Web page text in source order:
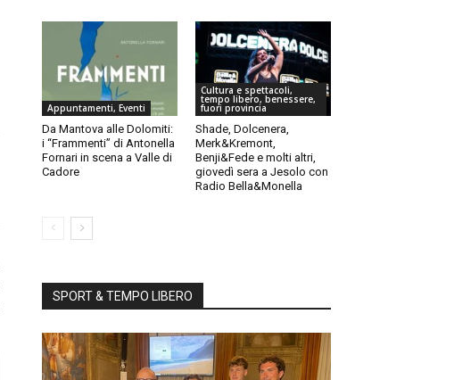
Appuntamenti, Eventi
Da Mantova alle Dolomiti:
i “Frammenti” di Antonella
Fornari in scena a Valle di
Cadore
Cultura e spettacoli,
tempo libero, benessere,
fuori provincia
Shade, Dolcenera,
Merk&Kremont,
Benji&Fede e molti altri,
giovedì sera a Jesolo con
Radio Bella&Monella
SPORT & TEMPO LIBERO